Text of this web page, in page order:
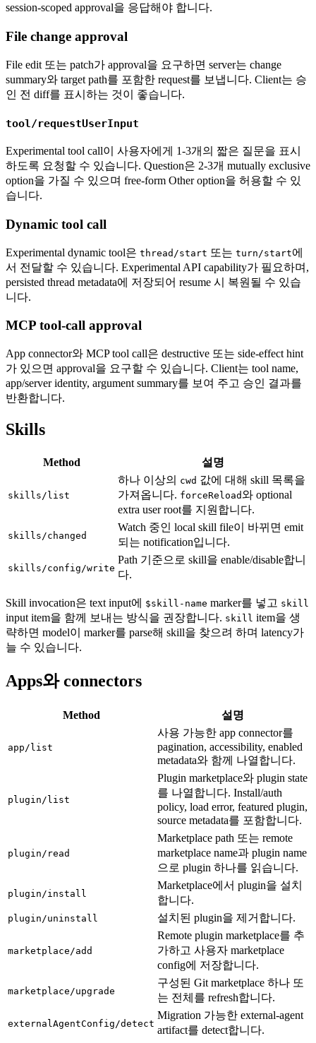
session-scoped approval을 응답해야 합니다.
File change approval
File edit 또는 patch가 approval을 요구하면 server는 change
summary와 target path를 포함한 request를 보냅니다. Client는 승
인 전 diff를 표시하는 것이 좋습니다.
tool/requestUserInput
Experimental tool call이 사용자에게 1-3개의 짧은 질문을 표시
하도록 요청할 수 있습니다. Question은 2-3개 mutually exclusive
option을 가질 수 있으며 free-form Other option을 허용할 수 있
습니다.
Dynamic tool call
Experimental dynamic tool은 thread/start 또는 turn/start에
서 전달할 수 있습니다. Experimental API capability가 필요하며,
persisted thread metadata에 저장되어 resume 시 복원될 수 있습
니다.
MCP tool-call approval
App connector와 MCP tool call은 destructive 또는 side-effect hint
가 있으면 approval을 요구할 수 있습니다. Client는 tool name,
app/server identity, argument summary를 보여 주고 승인 결과를
반환합니다.
Skills
Method 설명
skills/list
하나 이상의 cwd 값에 대해 skill 목록을
가져옵니다. forceReload와 optional
extra user root를 지원합니다.
skills/changed
Watch 중인 local skill file이 바뀌면 emit
되는 notification입니다.
skills/config/write
Path 기준으로 skill을 enable/disable합니
다.
Skill invocation은 text input에 $skill-name marker를 넣고 skill
input item을 함께 보내는 방식을 권장합니다. skill item을 생
략하면 model이 marker를 parse해 skill을 찾으려 하며 latency가
늘 수 있습니다.
Apps와 connectors
Method 설명
app/list
사용 가능한 app connector를
pagination, accessibility, enabled
metadata와 함께 나열합니다.
plugin/list
Plugin marketplace와 plugin state
를 나열합니다. Install/auth
policy, load error, featured plugin,
source metadata를 포함합니다.
plugin/read
Marketplace path 또는 remote
marketplace name과 plugin name
으로 plugin 하나를 읽습니다.
plugin/install
Marketplace에서 plugin을 설치
합니다.
plugin/uninstall 설치된 plugin을 제거합니다.
marketplace/add
Remote plugin marketplace를 추
가하고 사용자 marketplace
config에 저장합니다.
marketplace/upgrade
구성된 Git marketplace 하나 또
는 전체를 refresh합니다.
externalAgentConfig/detect
Migration 가능한 external-agent
artifact를 detect합니다.